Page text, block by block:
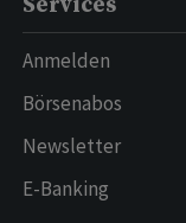
Services
Anmelden
Börsenabos
Newsletter
E-Banking